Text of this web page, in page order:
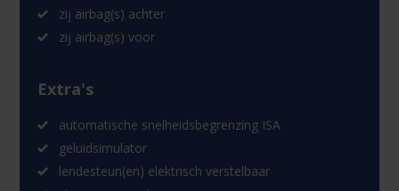
zij airbag(s) achter
zij airbag(s) voor
Extra's
automatische snelheidsbegrenzing ISA
geluidsimulator
lendesteun(en) elektrisch verstelbaar